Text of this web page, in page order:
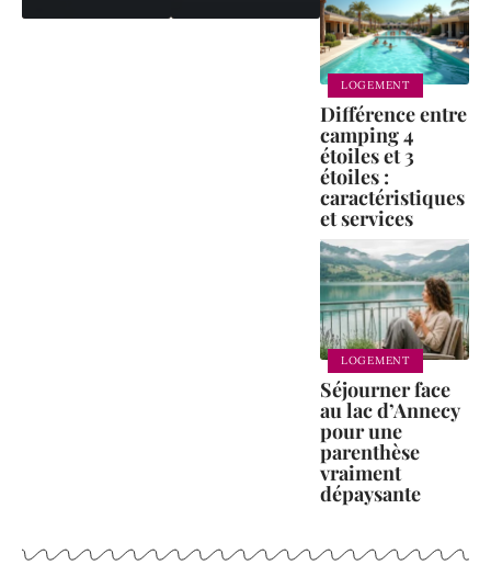
LOGEMENT
Différence entre
camping 4
étoiles et 3
étoiles :
caractéristiques
et services
LOGEMENT
Séjourner face
au lac d’Annecy
pour une
parenthèse
vraiment
dépaysante